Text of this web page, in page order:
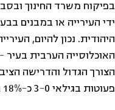
בפיקוח משרד החינוך
ידי העירייה או במבנים
היהודית. נכון להיום,
האוכלוסייה הערבית
פעוטות בגילאי 3-0 כ-18% הם ערבים.